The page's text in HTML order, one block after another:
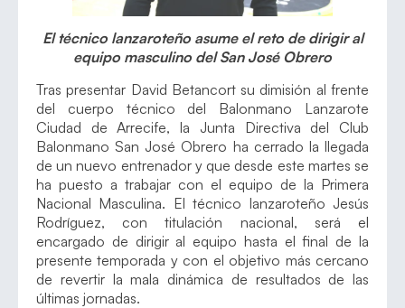
El técnico lanzaroteño asume el reto de dirigir al
equipo masculino del San José Obrero
Tras presentar David Betancort su dimisión al frente
del cuerpo técnico del Balonmano Lanzarote
Ciudad de Arrecife, la Junta Directiva del Club
Balonmano San José Obrero ha cerrado la llegada
de un nuevo entrenador y que desde este martes se
ha puesto a trabajar con el equipo de la Primera
Nacional Masculina. El técnico lanzaroteño Jesús
Rodríguez, con titulación nacional, será el
encargado de dirigir al equipo hasta el final de la
presente temporada y con el objetivo más cercano
de revertir la mala dinámica de resultados de las
últimas jornadas.